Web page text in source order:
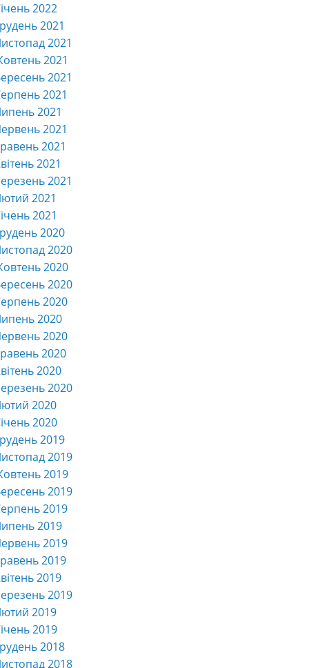
2022
2021
2021
2021
2021
2021
2021
2021
2021
2021
2021
2021
2021
2020
2020
2020
2020
2020
2020
2020
2020
2020
2020
2020
2020
2019
2019
2019
2019
2019
2019
2019
2019
2019
2019
2019
2019
2018
2018